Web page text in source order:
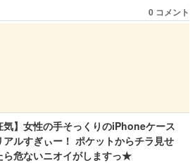
0 コメント
気】女性の手そっくりのiPhoneケース
アルすぎぃー！ ポケットからチラ見せ
ら危ないニオイがしますっ★